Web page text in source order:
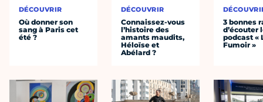
DÉCOUVRIR
Où donner son
sang à Paris cet
été ?
DÉCOUVRIR
Connaissez-vous
l’histoire des
amants maudits,
Héloïse et
Abélard ?
3 bonnes
d’écouter
podcast «
Fumoir »